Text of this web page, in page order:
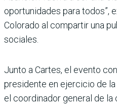
oportunidades para todos”,
Colorado al compartir una
sociales.
Junto a Cartes, el evento
presidente en ejercicio de la
el coordinador general de la